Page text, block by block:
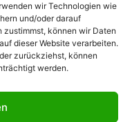
wir Technologien wie
und/oder darauf
zustimmst, können wir Daten
dieser Website verarbeiten.
zurückziehst, können
werden.